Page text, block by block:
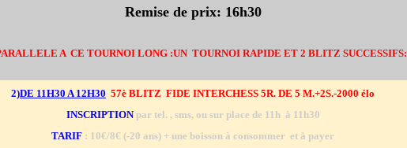
Remise de prix: 16h30
A CE TOURNOI LONG :UN TOURNOI RAPIDE ET 2 BLITZ SUCCESSIFS:
2)DE 11H30 A 12H30 57è BLITZ FIDE INTERCHESS 5R. DE 5 M.+2S.-2000 élo
INSCRIPTIONpar tel. , sms, ou sur place de 11h à 11h30
TARIF : 10€/8€ (-20 ans) + une boisson à consommer et à payer